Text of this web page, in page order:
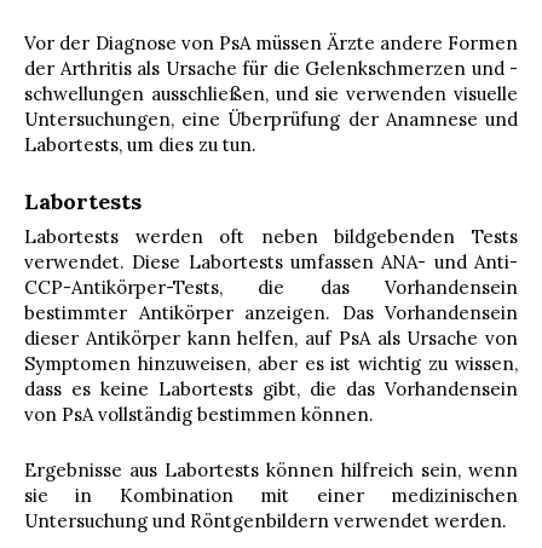
Vor der Diagnose von PsA müssen Ärzte andere Formen
der Arthritis als Ursache für die Gelenkschmerzen und -
schwellungen ausschließen, und sie verwenden visuelle
Untersuchungen, eine Überprüfung der Anamnese und
Labortests, um dies zu tun.
Labortests
Labortests werden oft neben bildgebenden Tests
verwendet. Diese Labortests umfassen ANA- und Anti-
CCP-Antikörper-Tests, die das Vorhandensein
bestimmter Antikörper anzeigen. Das Vorhandensein
dieser Antikörper kann helfen, auf PsA als Ursache von
Symptomen hinzuweisen, aber es ist wichtig zu wissen,
dass es keine Labortests gibt, die das Vorhandensein
von PsA vollständig bestimmen können.
Ergebnisse aus Labortests können hilfreich sein, wenn
sie in Kombination mit einer medizinischen
Untersuchung und Röntgenbildern verwendet werden.